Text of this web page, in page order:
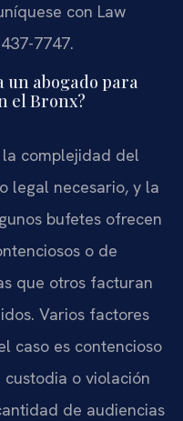
con Law
7747.
abogado para
el Bronx?
la complejidad del
legal necesario, y la
bufetes ofrecen
o de
que otros facturan
Varios factores
caso es contencioso
o violación
de audiencias